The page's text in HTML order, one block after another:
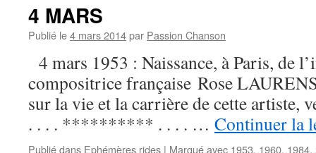
4 MARS
Publié le4 mars 2014par Passion Chanson
4 mars 1953 : Naissance, à Paris, de
compositrice française Rose
sur la vie et la carrière de cette
. . . . ********** . . . . … Continuer la
Publié dans Ephémères rides | Marqué avec 1953, 1960, 1984,